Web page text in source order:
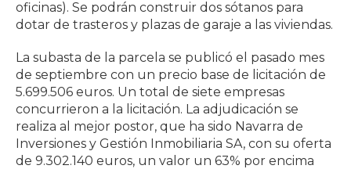
oficinas). Se podrán construir dos sótanos para
dotar de trasteros y plazas de garaje a las viviendas.
La subasta de la parcela se publicó el pasado mes
de septiembre con un precio base de licitación de
5.699.506 euros. Un total de siete empresas
concurrieron a la licitación. La adjudicación se
realiza al mejor postor, que ha sido Navarra de
Inversiones y Gestión Inmobiliaria SA, con su oferta
de 9.302.140 euros, un valor un 63% por encima